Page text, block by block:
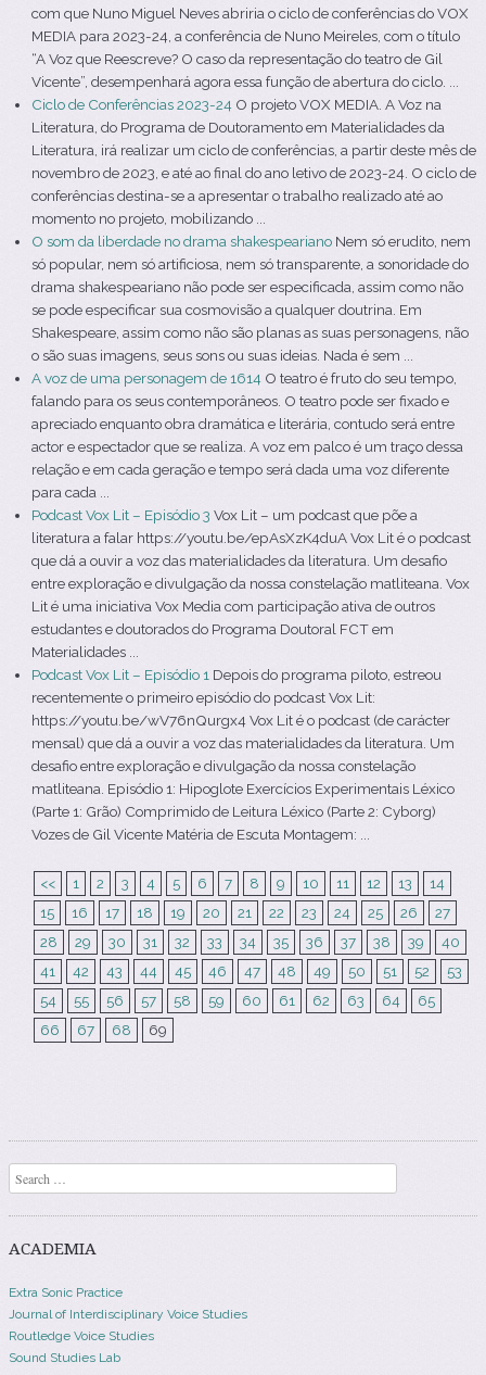
com que Nuno Miguel Neves abriria o ciclo de conferências do VOX
MEDIA para 2023-24, a conferência de Nuno Meireles, com o título
“A Voz que Reescreve? O caso da representação do teatro de Gil
Vicente”, desempenhará agora essa função de abertura do ciclo. ...
Ciclo de Conferências 2023-24 O projeto VOX MEDIA. A Voz na
Literatura, do Programa de Doutoramento em Materialidades da
Literatura, irá realizar um ciclo de conferências, a partir deste mês de
novembro de 2023, e até ao final do ano letivo de 2023-24. O ciclo de
conferências destina-se a apresentar o trabalho realizado até ao
momento no projeto, mobilizando ...
O som da liberdade no drama shakespeariano Nem só erudito, nem
só popular, nem só artificiosa, nem só transparente, a sonoridade do
drama shakespeariano não pode ser especificada, assim como não
se pode especificar sua cosmovisão a qualquer doutrina. Em
Shakespeare, assim como não são planas as suas personagens, não
o são suas imagens, seus sons ou suas ideias. Nada é sem ...
A voz de uma personagem de 1614 O teatro é fruto do seu tempo,
falando para os seus contemporâneos. O teatro pode ser fixado e
apreciado enquanto obra dramática e literária, contudo será entre
actor e espectador que se realiza. A voz em palco é um traço dessa
relação e em cada geração e tempo será dada uma voz diferente
para cada ...
Podcast Vox Lit – Episódio 3 Vox Lit – um podcast que põe a
literatura a falar https://youtu.be/epAsXzK4duA Vox Lit é o podcast
que dá a ouvir a voz das materialidades da literatura. Um desafio
entre exploração e divulgação da nossa constelação matliteana. Vox
Lit é uma iniciativa Vox Media com participação ativa de outros
estudantes e doutorados do Programa Doutoral FCT em
Materialidades ...
Podcast Vox Lit – Episódio 1 Depois do programa piloto, estreou
recentemente o primeiro episódio do podcast Vox Lit:
https://youtu.be/wV76nQurgx4 Vox Lit é o podcast (de carácter
mensal) que dá a ouvir a voz das materialidades da literatura. Um
desafio entre exploração e divulgação da nossa constelação
matliteana. Episódio 1: Hipoglote Exercícios Experimentais Léxico
(Parte 1: Grão) Comprimido de Leitura Léxico (Parte 2: Cyborg)
Vozes de Gil Vicente Matéria de Escuta Montagem: ...
<< 1 2 3 4 5 6 7 8 9 10 11 12 13
14
15
16 17 18 19 20 21 22 23 24 25 26
27
28
29 30 31 32 33 34 35 36 37 38 39
40
41
42 43 44 45 46 47 48 49 50 51 52
53
54
55 56 57 58 59 60 61 62 63 64
65
66
67 68 69
Search
ACADEMIA
Extra Sonic Practice
Journal of Interdisciplinary Voice Studies
Routledge Voice Studies
Sound Studies Lab